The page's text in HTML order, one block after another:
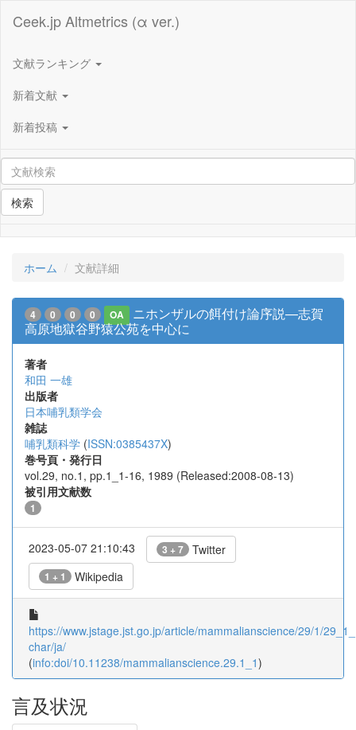
Ceek.jp Altmetrics (α ver.)
文献ランキング
新着文献
新着投稿
検索
ホーム 文献詳細
4 0 0 0 OA
ニホンザルの餌付け論序説—志賀
高原地獄谷野猿公苑を中心に
著者
和田 一雄
出版者
日本哺乳類学会
雑誌
哺乳類科学 (ISSN:0385437X)
巻号頁・発行日
vol.29, no.1, pp.1_1-16, 1989 (Released:2008-08-13)
被引用文献数
1
2023-05-07 21:10:43 3 + 7 Twitter
1 + 1 Wikipedia
https://www.jstage.jst.go.jp/article/mammalianscience/29/1/
char/ja/
(info:doi/10.11238/mammalianscience.29.1_1)
言及状況